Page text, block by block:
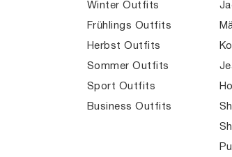
Winter Outfits
Frühlings Outfits
Herbst Outfits
Sommer Outfits
Sport Outfits
Business Outfits